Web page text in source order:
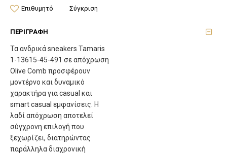
Επιθυμητό Σύγκριση
ΠΕΡΙΓΡΑΦΉ
Τα ανδρικά sneakers Tamaris
1-13615-45-491 σε απόχρωση
Olive Comb προσφέρουν
μοντέρνο και δυναμικό
χαρακτήρα για casual και
smart casual εμφανίσεις. Η
λαδί απόχρωση αποτελεί
σύγχρονη επιλογή που
ξεχωρίζει, διατηρώντας
παράλληλα διαχρονική